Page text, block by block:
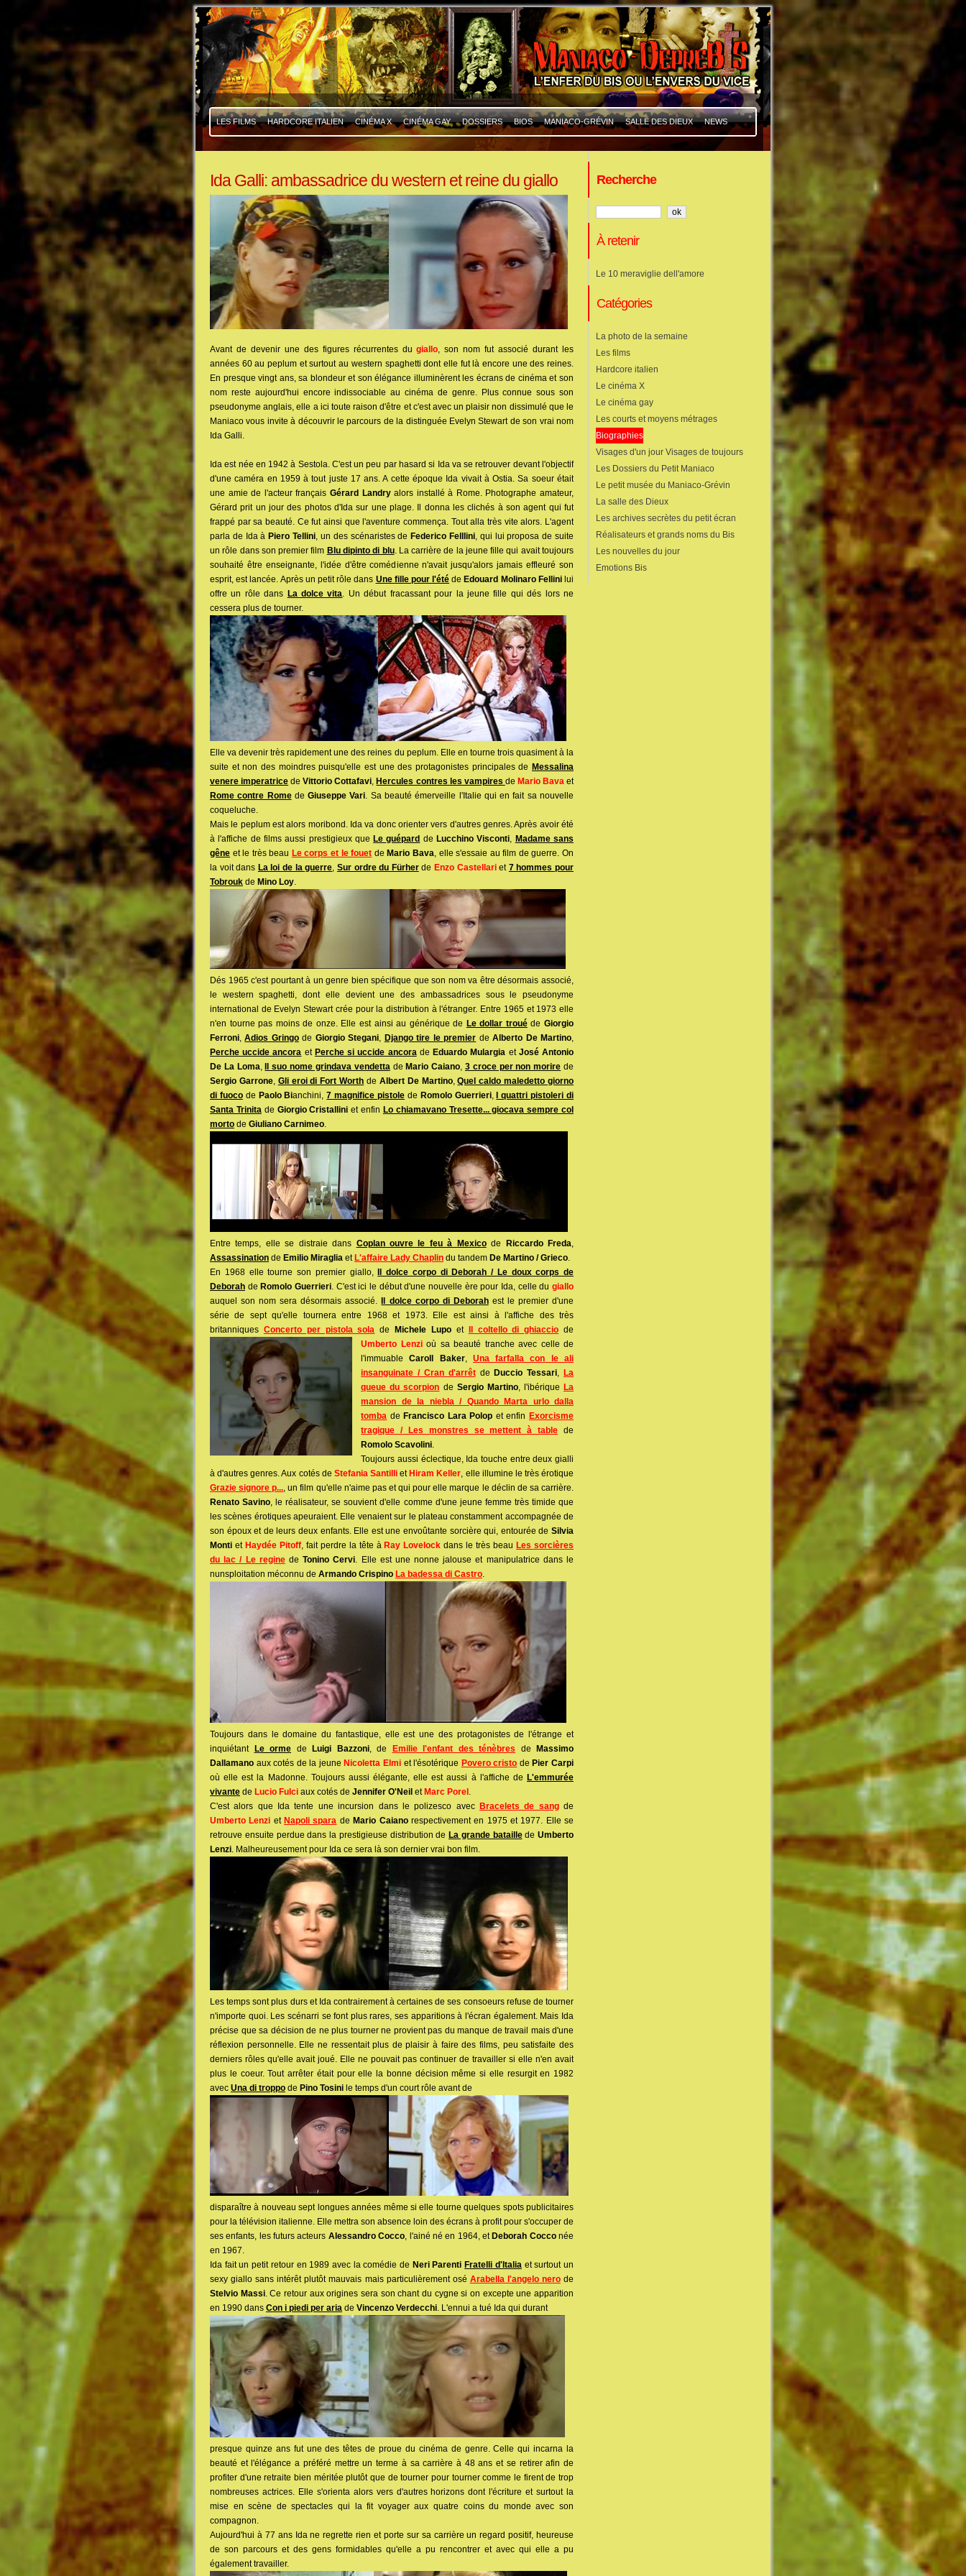
LES FILMS HARDCORE ITALIEN CINÉMA X CINÉMA GAY DOSSIERS BIOS MANIACO-GRÉVIN SALLE DES DIEUX NEWS
Ida Galli: ambassadrice du western et reine du giallo
Avant de devenir une des figures récurrentes dugiallo, son nom fut associé durant les
années 60 au peplum et surtout au western spaghetti dont elle fut là encore une des reines.
En presque vingt ans, sa blondeur et son élégance illuminèrent les écrans de cinéma et son
nom reste aujourd'hui encore indissociable au cinéma de genre. Plus connue sous son
pseudonyme anglais, elle a ici toute raison d'être et c'est avec un plaisir non dissimulé que le
Maniaco vous invite à découvrir le parcours de la distinguée Evelyn Stewart de son vrai nom
Ida Galli.
Ida est née en 1942 à Sestola. C'est un peu par hasard si Ida va se retrouver devant l'objectif
d'une caméra en 1959 à tout juste 17 ans. A cette époque Ida vivait à Ostia. Sa soeur était
une amie de l'acteur français Gérard Landryalors installé à Rome. Photographe amateur,
Gérard prit un jour des photos d'Ida sur une plage. Il donna les clichés à son agent qui fut
frappé par sa beauté. Ce fut ainsi que l'aventure commença. Tout alla très vite alors. L'agent
parla de Ida à Piero Tellini, un des scénaristes de Federico Felllini, qui lui proposa de suite
un rôle dans son premier film Blu dipinto di blu. La carrière de la jeune fille qui avait toujours
souhaité être enseignante, l'idée d'être comédienne n'avait jusqu'alors jamais effleuré son
esprit, est lancée. Après un petit rôle dans Une fille pour l'été de Edouard Molinaro Fellinilui
offre un rôle dans La dolce vita. Un début fracassant pour la jeune fille qui dés lors ne
cessera plus de tourner.
Elle va devenir très rapidement une des reines du peplum. Elle en tourne trois quasiment à la
suite et non des moindres puisqu'elle est une des protagonistes principales de Messalina
venere imperatrice deVittorio Cottafavi, Hercules contres les vampires de Mario Bavaet
Rome contre RomedeGiuseppe Vari. Sa beauté émerveille l'Italie qui en fait sa nouvelle
coqueluche.
Mais le peplum est alors moribond. Ida va donc orienter vers d'autres genres. Après avoir été
à l'affiche de films aussi prestigieux que Le guépard de Lucchino Visconti, Madame sans
gêne et le très beau Le corps et le fouet de Mario Bava, elle s'essaie au film de guerre. On
la voit dans La loi de la guerre, Sur ordre du Fürherde Enzo Castellariet 7 hommes pour
Tobrouk de Mino Loy.
Dés 1965 c'est pourtant à un genre bien spécifique que son nom va être désormais associé,
le western spaghetti, dont elle devient une des ambassadrices sous le pseudonyme
international de Evelyn Stewart crée pour la distribution à l'étranger. Entre 1965 et 1973 elle
n'en tourne pas moins de onze. Elle est ainsi au générique de Le dollar trouéde Giorgio
Ferroni,Adios Gringode Giorgio Stegani, Django tire le premier deAlberto De Martino,
Perche uccide ancora et Perche si uccide ancorade Eduardo Mulargia et José Antonio
De La Loma, Il suo nome grindava vendettade Mario Caiano, 3 croce per non morire de
Sergio Garrone, Gli eroi di Fort Worth de Albert De Martino,Quel caldo maledetto giorno
di fuocode Paolo Bianchini,7 magnifice pistole de Romolo Guerrieri,
I quattri pistoleri di
Santa Trinitade Giorgio Cristalliniet enfin Lo chiamavano Tresette... giocava sempre col
morto de Giuliano Carnimeo.
Entre temps, elle se distraie dans Coplan ouvre le feu à Mexicode Riccardo Freda,
Assassination de Emilio Miraglia et L'affaire Lady Chaplin du tandem De Martino / Grieco.
En 1968 elle tourne son premier giallo,
Il dolce corpo di Deborah / Le doux corps de
Deborah de Romolo Guerrieri. C'est ici le début d'une nouvelle ère pour Ida, celle dugiallo
auquel son nom sera désormais associé.
Il dolce corpo di Deborahest le premier d'une
série de sept qu'elle tournera entre 1968 et 1973. Elle est ainsi à l'affiche des très
britanniques Concerto per pistola sola de Michele Lupoet Il coltello di ghiaccio de
Umberto Lenzi où sa beauté tranche avec celle de
l'immuableCaroll Baker, Una farfalla con le ali
insanguinate / Cran d'arrêtde Duccio Tessari, La
queue du scorpion de Sergio Martino, l'ibérique La
mansion de la niebla / Quando Marta urlo dalla
tomba de Francisco Lara Polop et enfin Exorcisme
tragique / Les monstres se mettent à table de
Romolo Scavolini.
Toujours aussi éclectique, Ida touche entre deux gialli
à d'autres genres. Aux cotés de Stefania Santilliet Hiram Keller, elle illumine le très érotique
Grazie signore p..., un film qu'elle n'aime pas et qui pour elle marque le déclin de sa carrière.
Renato Savino, le réalisateur, se souvient d'elle comme d'une jeune femme très timide que
les scènes érotiques apeuraient. Elle venaient sur le plateau constamment accompagnée de
son époux et de leurs deux enfants. Elle est une envoûtante sorcière qui, entourée de Silvia
Monti et Haydée Pitoff, fait perdre la tête à Ray Lovelock dans le très beau Les sorcières
du lac / Le reginedeTonino Cervi. Elle est une nonne jalouse et manipulatrice dans le
nunsploitation méconnu de Armando Crispino La badessa di Castro.
Toujours dans le domaine du fantastique, elle est une des protagonistes de l'étrange et
inquiétant
Le orme de Luigi Bazzoni, de Emilie l'enfant des ténèbres de
Massimo
Dallamano aux cotés de la jeune Nicoletta Elmi et l'ésotérique Povero cristo de Pier Carpi
où elle est la Madonne. Toujours aussi élégante, elle est aussi à l'affiche de L'emmurée
vivante de Lucio Fulci aux cotés de Jennifer O'Neil et Marc Porel .
C'est alors que Ida tente une incursion dans le polizesco avec Bracelets de sangde
Umberto Lenzi et Napoli spara de Mario Caianorespectivement en 1975 et 1977. Elle se
retrouve ensuite perdue dans la prestigieuse distribution de La grande bataillede Umberto
Lenzi. Malheureusement pour Ida ce sera là son dernier vrai bon film.
Les temps sont plus durs et Ida contrairement à certaines de ses consoeurs refuse de tourner
n'importe quoi. Les scénarri se font plus rares, ses apparitions à l'écran également. Mais Ida
précise que sa décision de ne plus tourner ne provient pas du manque de travail mais d'une
réflexion personnelle. Elle ne ressentait plus de plaisir à faire des films, peu satisfaite des
derniers rôles qu'elle avait joué. Elle ne pouvait pas continuer de travailler si elle n'en avait
plus le coeur. Tout arrêter était pour elle la bonne décision même si elle resurgit en 1982
avec Una di troppo de Pino Tosini le temps d'un court rôle avant de
disparaître à nouveau sept longues années même si elle tourne quelques spots publicitaires
pour la télévision italienne. Elle mettra son absence loin des écrans à profit pour s'occuper de
ses enfants, les futurs acteurs Alessandro Cocco, l'ainé né en 1964, et Deborah Cocconée
en 1967.
Ida fait un petit retour en 1989 avec la comédie de Neri Parenti Fratelli d'Italiaet surtout un
sexy giallo sans intérêt plutôt mauvais mais particulièrement osé Arabella l'angelo nerode
Stelvio Massi. Ce retour aux origines sera son chant du cygne si on excepte une apparition
en 1990 dans Con i piedi per aria de Vincenzo Verdecchi. L'ennui a tué Ida qui durant
presque quinze ans fut une des têtes de proue du cinéma de genre. Celle qui incarna la
beauté et l'élégance a préféré mettre un terme à sa carrière à 48 ans et se retirer afin de
profiter d'une retraite bien méritée plutôt que de tourner pour tourner comme le firent de trop
nombreuses actrices. Elle s'orienta alors vers d'autres horizons dont l'écriture et surtout la
mise en scène de spectacles qui la fit voyager aux quatre coins du monde avec son
compagnon.
Aujourd'hui à 77 ans Ida ne regrette rien et porte sur sa carrière un regard positif, heureuse
de son parcours et des gens formidables qu'elle a pu rencontrer et avec qui elle a pu
également travailler.
Recherche
À retenir
Le 10 meraviglie dell'amore
Catégories
La photo de la semaine
Les films
Hardcore italien
Le cinéma X
Le cinéma gay
Les courts et moyens métrages
Biographies
Visages d'un jour Visages de toujours
Les Dossiers du Petit Maniaco
Le petit musée du Maniaco-Grévin
La salle des Dieux
Les archives secrètes du petit écran
Réalisateurs et grands noms du Bis
Les nouvelles du jour
Emotions Bis